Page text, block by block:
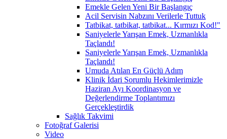
Emekle Gelen Yeni Bir Başlangıç
Acil Servisin Nabzını Verilerle Tuttuk
Tatbikat, tatbikat, tatbikat... Kırmızı Kod!"
Saniyelerle Yarışan Emek, Uzmanlıkla
Taçlandı!
Saniyelerle Yarışan Emek, Uzmanlıkla
Taçlandı!
Umuda Atılan En Güçlü Adım
Klinik İdari Sorumlu Hekimlerimizle
Haziran Ayı Koordinasyon ve
Değerlendirme Toplantımızı
Gerçekleştirdik
Sağlık Takvimi
Fotoğraf Galerisi
Video